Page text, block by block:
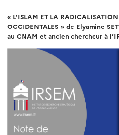
« L’ISLAM ET LA
OCCIDENTALES » de Elyamine
au CNAM et ancien chercheur à